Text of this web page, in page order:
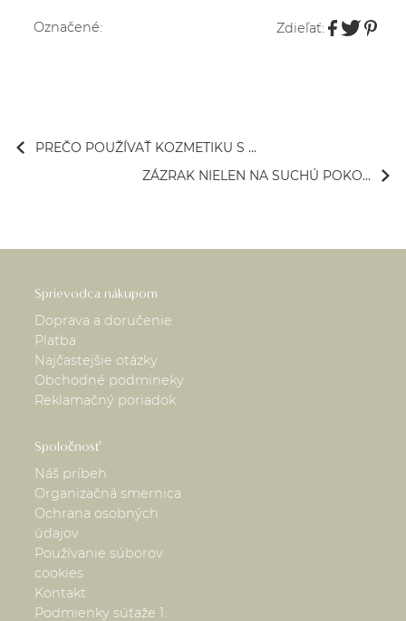
Označené: Zdieľať:
PREČO POUŽÍVAŤ KOZMETIKU S ...
ZÁZRAK NIELEN NA SUCHÚ POKO...
Sprievodca nákupom
Doprava a doručenie
Platba
Najčastejšie otázky
Obchodné podmineky
Reklamačný poriadok
Spoločnosť
Náš príbeh
Organizačná smernica
Ochrana osobných
údajov
Používanie súborov
cookies
Kontakt
Podmienky súťaže 1.